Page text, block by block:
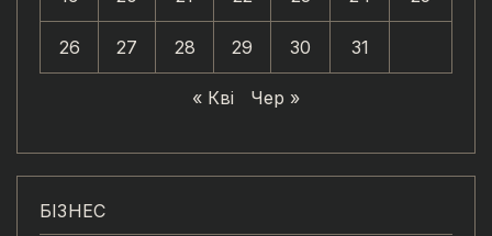
26 27 28 29 30 31
« Кві Чер »
БІЗНЕС